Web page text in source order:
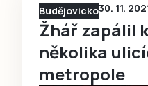
Budějovicko30. 11.
Žhář zapálil
několika
metropole